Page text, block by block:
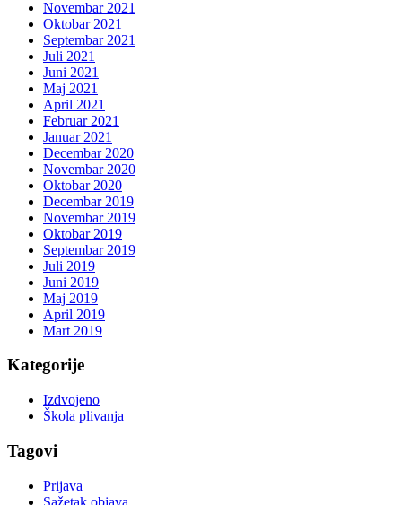
Novembar 2021
Oktobar 2021
Septembar 2021
Juli 2021
Juni 2021
Maj 2021
April 2021
Februar 2021
Januar 2021
Decembar 2020
Novembar 2020
Oktobar 2020
Decembar 2019
Novembar 2019
Oktobar 2019
Septembar 2019
Juli 2019
Juni 2019
Maj 2019
April 2019
Mart 2019
Kategorije
Izdvojeno
Škola plivanja
Tagovi
Prijava
Sažetak objava